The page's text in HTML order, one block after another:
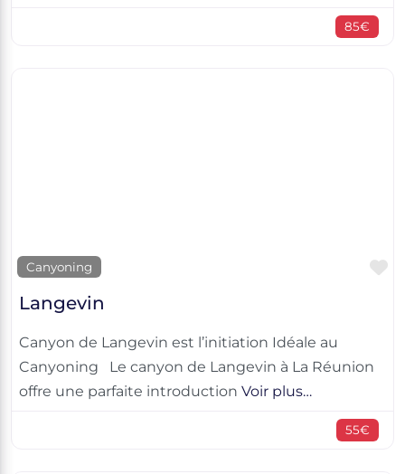
85€
Canyoning
Langevin
Canyon de Langevin est l’initiation Idéale au
Canyoning Le canyon de Langevin à La Réunion
offre une parfaite introduction Voir plus…
55€